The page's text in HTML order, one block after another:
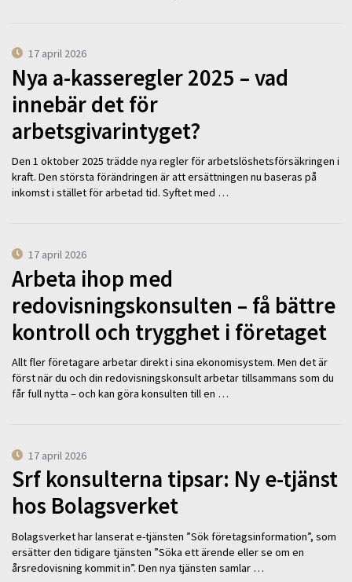
17 april 2026
Nya a-kasseregler 2025 – vad
innebär det för
arbetsgivarintyget?
Den 1 oktober 2025 trädde nya regler för arbetslöshetsförsäkringen i
kraft. Den största förändringen är att ersättningen nu baseras på
inkomst i stället för arbetad tid. Syftet med …
17 april 2026
Arbeta ihop med
redovisningskonsulten – få bättre
kontroll och trygghet i företaget
Allt fler företagare arbetar direkt i sina ekonomisystem. Men det är
först när du och din redovisningskonsult arbetar tillsammans som du
får full nytta – och kan göra konsulten till en …
17 april 2026
Srf konsulterna tipsar: Ny e-tjänst
hos Bolagsverket
Bolagsverket har lanserat e-tjänsten ”Sök företagsinformation”, som
ersätter den tidigare tjänsten ”Söka ett ärende eller se om en
årsredovisning kommit in”. Den nya tjänsten samlar …